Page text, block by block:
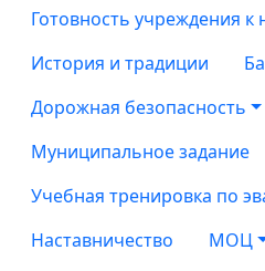
Готовность учреждения к
История и традиции
Дорожная безопасность
Муниципальное задание
Учебная тренировка по
Наставничество
МОЦ